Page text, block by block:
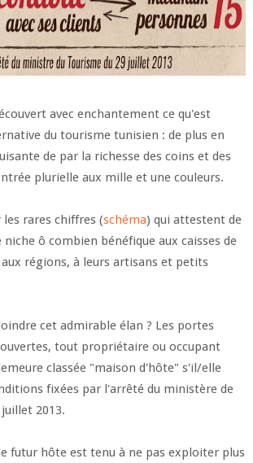
avec enchantement ce qu'est
du tourisme tunisien : de plus en
de par la richesse des coins et des
plurielle aux mille et une couleurs.
les rares chiffres (schéma) qui attestent de
ô combien bénéfique aux caisses de
régions, à leurs artisans et petits
cet admirable élan ? Les portes
tout propriétaire ou occupant
classée "maison d'hôte" s'il/elle
fixées par l'arrêté du ministère de
2013.
futur hôte est tenu à ne pas exploiter plus